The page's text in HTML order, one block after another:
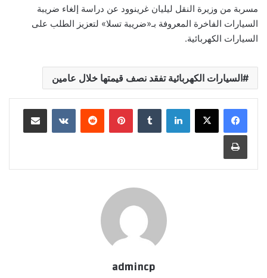
مسربة من وزيرة النقل ليليان غرينوود عن دراسة إلغاء ضريبة
السيارات الفاخرة المعروفة بـ«ضريبة تسلا» لتعزيز الطلب على
السيارات الكهربائية.
السيارات الكهربائية تفقد نصف قيمتها خلال عامين
لينكدإن بينتيريست
admincp